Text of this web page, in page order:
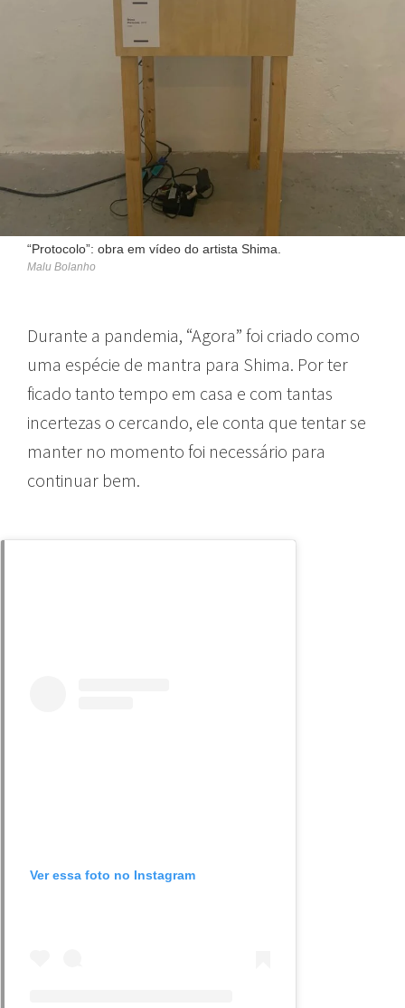
“Protocolo”: obra em vídeo do artista Shima.
Malu Bolanho
Durante a pandemia, “Agora” foi criado como
uma espécie de mantra para Shima. Por ter
ficado tanto tempo em casa e com tantas
incertezas o cercando, ele conta que tentar se
manter no momento foi necessário para
continuar bem.
Ver essa foto no Instagram